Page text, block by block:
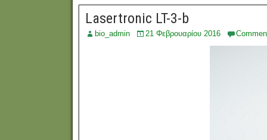
Lasertronic LT-3-b
bio_admin 21 Φεβρουαρίου 2016